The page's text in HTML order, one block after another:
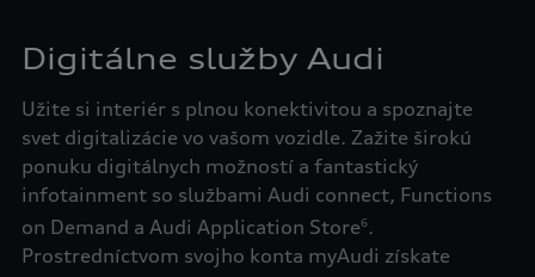
Digitálne služby Audi
Užite si interiér s plnou konektivitou a spoznajte
svet digitalizácie vo vašom vozidle. Zažite širokú
ponuku digitálnych možností a fantastický
infotainment so službami Audi connect, Functions
on Demand a Audi Application Store6.
Prostredníctvom svojho konta myAudi získate